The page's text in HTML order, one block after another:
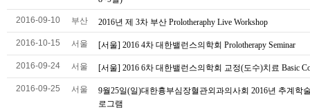
2016-09-10 부산 2016년 제 3차 부산 Prolotheraphy Live Workshop
2016-10-15 서울 [서울] 2016 4차 대한밸런스의학회 Prolotherapy Seminar
2016-09-24 서울 [서울] 2016 6차 대한밸런스의학회 교정(도수)치료 Basic
2016-09-25 서울
9월25일(일)대한흉부심장혈관외과의사회 2016년 추계학
로그램